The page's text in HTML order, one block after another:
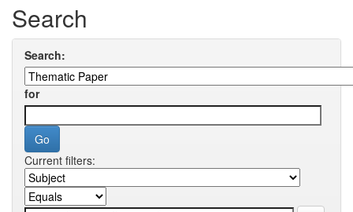
Search
Search:
for
Current filters: